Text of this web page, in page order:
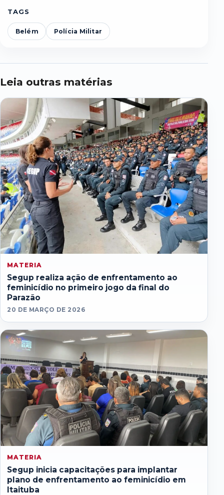
TAGS
Belém Polícia Militar
Leia outras matérias
MATERIA
Segup realiza ação de enfrentamento ao
feminicídio no primeiro jogo da final do
Parazão
20 DE MARÇO DE 2026
MATERIA
Segup inicia capacitações para implantar
plano de enfrentamento ao feminicídio em
Itaituba